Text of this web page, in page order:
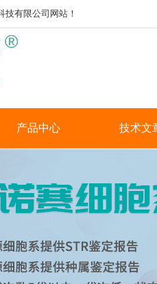
技有限公司网站！
产品中心 技术文